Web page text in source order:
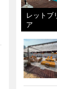
レット
ア